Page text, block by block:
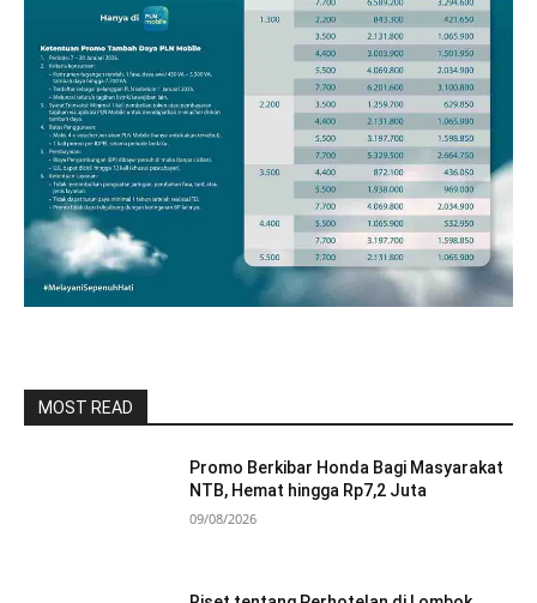
MOST READ
Promo Berkibar Honda Bagi Masyarakat
NTB, Hemat hingga Rp7,2 Juta
09/08/2026